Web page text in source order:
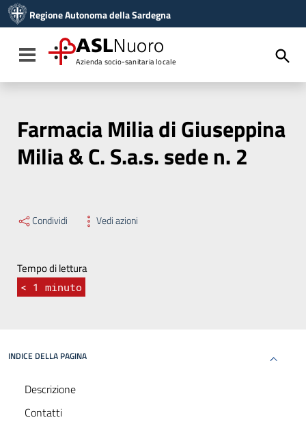
Vai al menu di navigazione
Vai al footer
Regione Autonoma della Sardegna
Toggle navigation
ASLNuoro
Azienda socio-sanitaria locale
Farmacia Milia di Giuseppina
Milia & C. S.a.s. sede n. 2
Condividi Vedi azioni
Tempo di lettura
< 1 minuto
INDICE DELLA PAGINA
Descrizione
Contatti